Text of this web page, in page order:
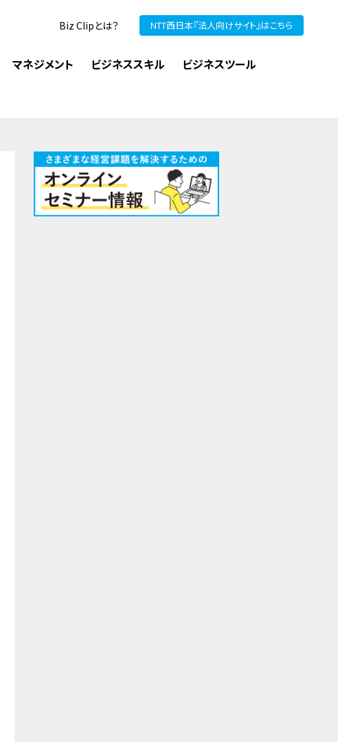
Biz Clipとは？ NTT西日本『法人向けサイト』はこちら
マネジメント ビジネススキル ビジネスツール